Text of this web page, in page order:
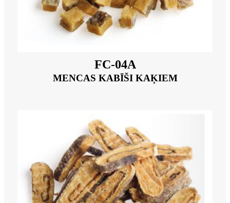
FC-04A
MENCAS KABĪŠI KAĶIEM